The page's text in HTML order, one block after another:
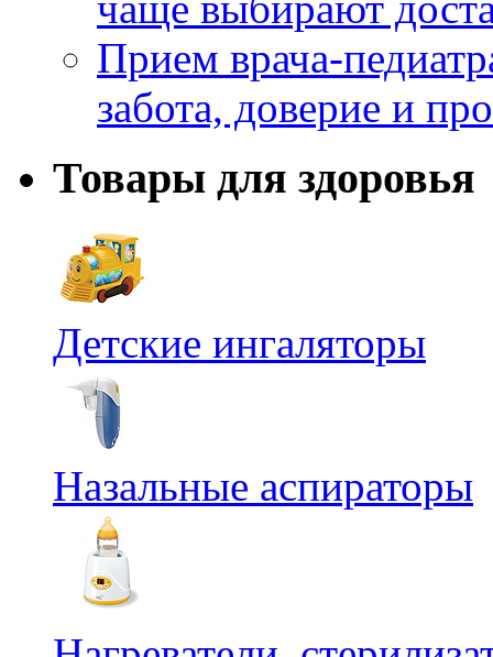
Прием врача-
забота, доверие и
Товары для здоровья
Детские ингаляторы
Назальные аспираторы